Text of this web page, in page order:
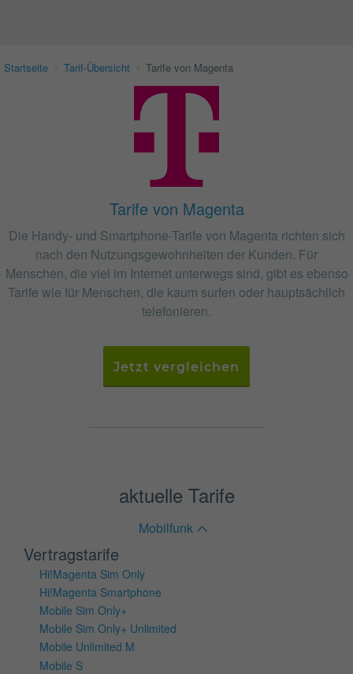
Startseite Tarif-Übersicht Tarife von Magenta
Tarife von Magenta
Die Handy- und Smartphone-Tarife von Magenta richten sich
nach den Nutzungsgewohnheiten der Kunden. Für
Menschen, die viel im Internet unterwegs sind, gibt es ebenso
Tarife wie für Menschen, die kaum surfen oder hauptsächlich
telefonieren.
Jetzt vergleichen
aktuelle Tarife
Mobilfunk
Vertragstarife
Hi!Magenta Sim Only
Hi!Magenta Smartphone
Mobile Sim Only+
Mobile Sim Only+ Unlimited
Mobile Unlimited M
Mobile S